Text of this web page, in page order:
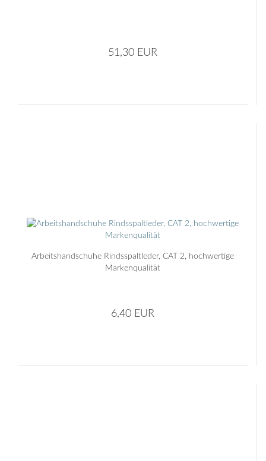
51,30 EUR
Arbeitshandschuhe Rindsspaltleder, CAT 2, hochwertige
Markenqualität
6,40 EUR